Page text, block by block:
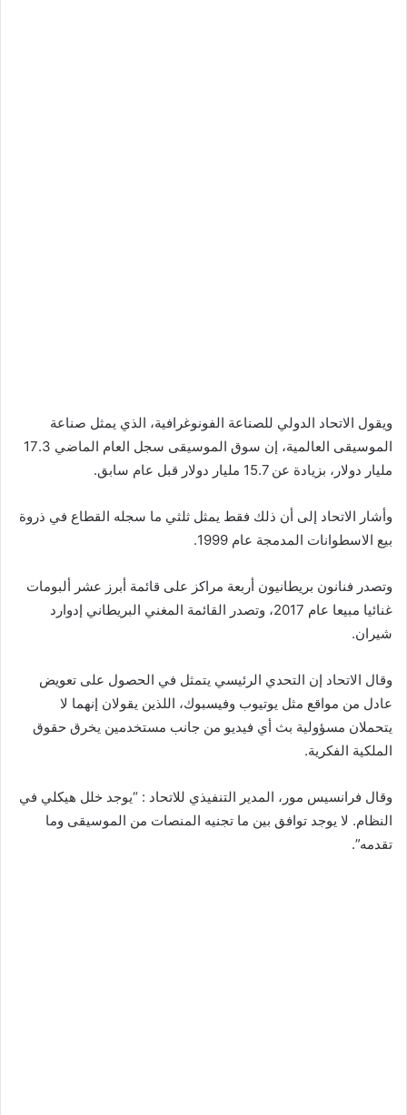
ويقول الاتحاد الدولي للصناعة الفونوغرافية، الذي يمثل صناعة
الموسيقى العالمية، إن سوق الموسيقى سجل العام الماضي 17.3
مليار دولار، بزيادة عن 15.7 مليار دولار قبل عام سابق.
وأشار الاتحاد إلى أن ذلك فقط يمثل ثلثي ما سجله القطاع في ذروة
بيع الاسطوانات المدمجة عام 1999.
وتصدر فنانون بريطانيون أربعة مراكز على قائمة أبرز عشر ألبومات
غنائيا مبيعا عام 2017، وتصدر القائمة المغني البريطاني إدوارد
شيران.
وقال الاتحاد إن التحدي الرئيسي يتمثل في الحصول على تعويض
عادل من مواقع مثل يوتيوب وفيسبوك، اللذين يقولان إنهما لا
يتحملان مسؤولية بث أي فيديو من جانب مستخدمين يخرق حقوق
الملكية الفكرية.
وقال فرانسيس مور، المدير التنفيذي للاتحاد : “يوجد خلل هيكلي في
النظام. لا يوجد توافق بين ما تجنيه المنصات من الموسيقى وما
تقدمه”.